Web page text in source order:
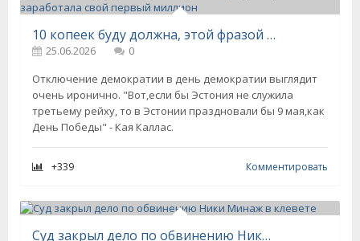
10 копеек буду должна, этой фразой продавец Роза заработала свой первый миллион
25.06.2026
0
Отключение демократии в день демократии выглядит
очень иронично. "Вот,если бы Эстония не служила
третьему рейху, то в Эстонии праздновали бы 9 мая,как
День Победы" - Кая Каллас.
+339 Комментировать
Суд закрыл дело по обвинению Ники Минаж в клевете